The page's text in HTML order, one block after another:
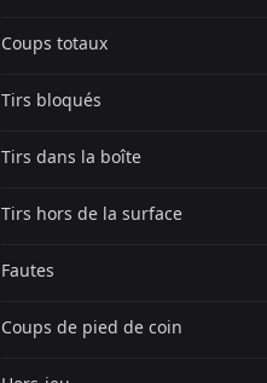
Coups totaux
Tirs bloqués
Tirs dans la boîte
Tirs hors de la surface
Fautes
Coups de pied de coin